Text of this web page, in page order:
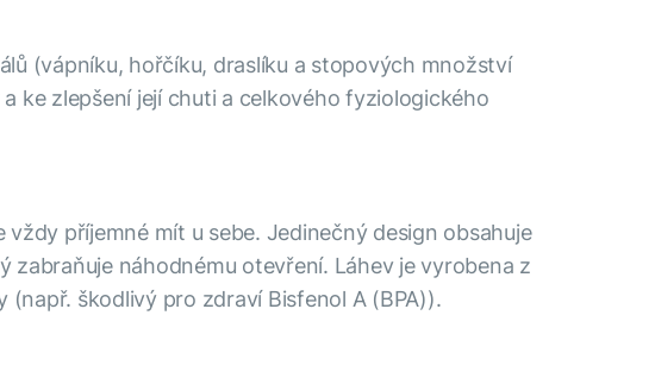
(vápníku, hořčíku, draslíku a stopových množství
ke zlepšení její chuti a celkového fyziologického
příjemné mít u sebe. Jedinečný design obsahuje
náhodnému otevření. Láhev je vyrobena z
škodlivý pro zdraví Bisfenol A (BPA)).